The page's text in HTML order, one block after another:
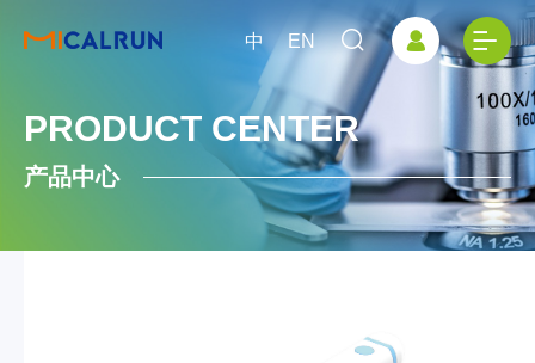
中 EN
PRODUCT CENTER
产品中心